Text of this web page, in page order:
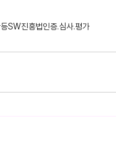
SW진흥법인증.심사.평가